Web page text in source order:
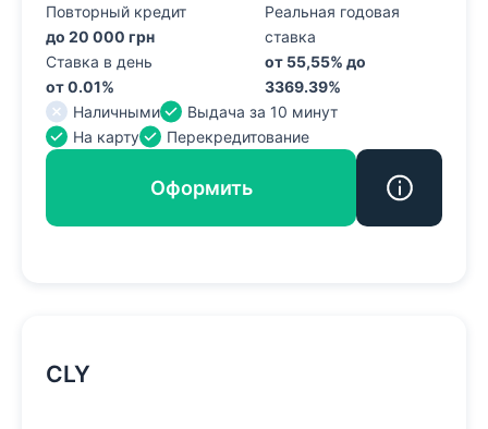
Повторный кредит
до 20 000 грн
Ставка в день
от 0.01%
Реальная годовая
ставка
от 55,55% до
3369.39%
Наличными
Выдача за 10 минут
На карту
Перекредитование
Оформить
CLY